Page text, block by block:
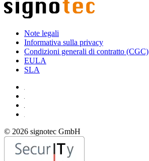
Note legali
Informativa sulla privacy
Condizioni generali di contratto (CGC)
EULA
SLA
© 2026 signotec GmbH